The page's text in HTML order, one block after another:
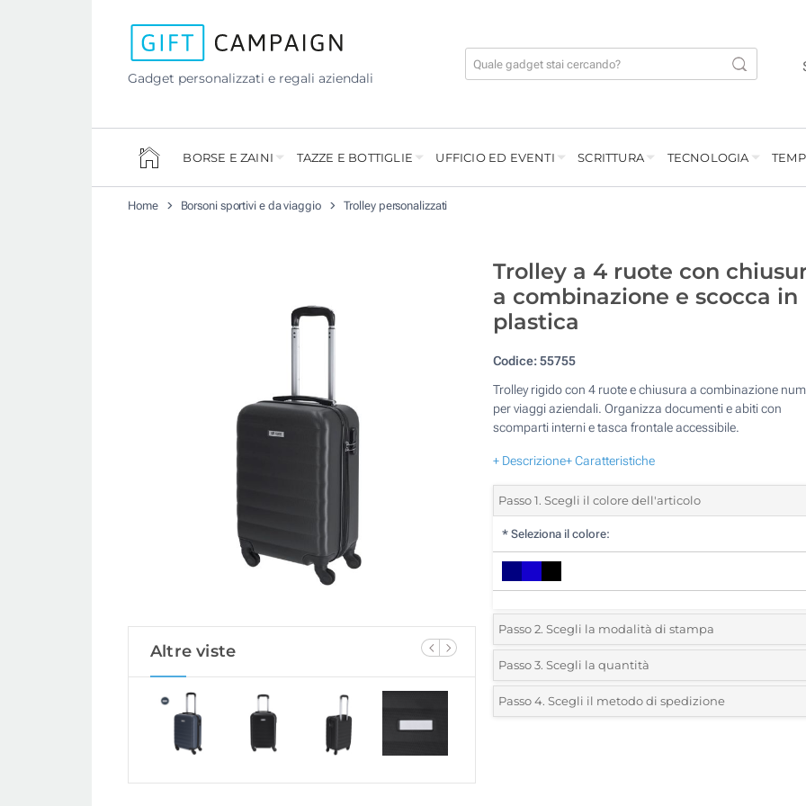
Gadget personalizzati e regali aziendali
BORSE E ZAINI TAZZE E BOTTIGLIE UFFICIO ED EVENTI SCRITTURA TECNOLOGIA
Home Borsoni sportivi e da viaggio Trolley personalizzati
Altre viste
Trolley a 4 ruote con
a combinazione e scocca in
plastica
Codice: 55755
Trolley rigido con 4 ruote e chiusura a combinazione
per viaggi aziendali. Organizza documenti e abiti con
scomparti interni e tasca frontale accessibile.
+ Descrizione+ Caratteristiche
Passo 1. Scegli il colore dell'articolo
* Seleziona il colore:
Passo 2. Scegli la modalità di stampa
*Seleziona la posizione di stampa e il colore del vostro
1 Colore (Sulla placca)
Passo 3. Scegli la quantità
*Quantità desiderata:
Passo 4. Scegli il metodo di spedizione